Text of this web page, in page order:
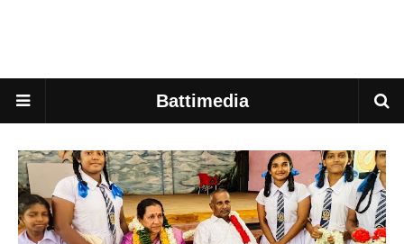
Battimedia